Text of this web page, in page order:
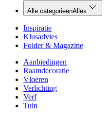
Alle categorieënAlles
Inspiratie
Klusadvies
Folder & Magazine
Aanbiedingen
Raamdecoratie
Vloeren
Verlichting
Verf
Tuin